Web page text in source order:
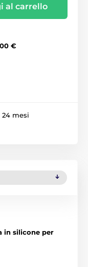
al carrello
€
24 mesi
in silicone per